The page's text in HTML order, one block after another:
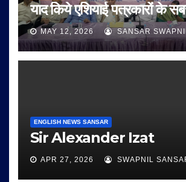
याद किये एशियाई पत्रकारों के
MAY 12, 2026 SANSAR
ENGLISH NEWS SANSAR
Sir Alexander Izat
APR 27, 2026 SWAPNIL